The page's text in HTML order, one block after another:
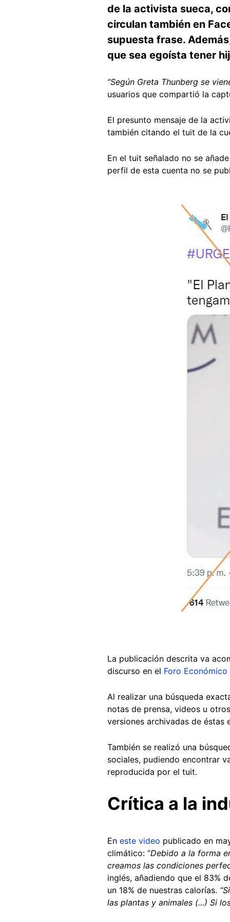
de la activista sueca,
circulan también en
supuesta frase.
que sea egoísta tener
“Según Greta Thunberg se
usuarios que compartió la
El presunto mensaje de la
también citando el tuit de la
En el tuit señalado no se
perfil de esta cuenta no se
La publicación descrita va
discurso en el Foro Económico
Al realizar una búsqueda
notas de prensa, videos u
versiones archivadas de éstas
También se realizó una
sociales, pudiendo encontrar
reproducida por el tuit.
Crítica a la
En este video publicado en
climático: “Debido a la forma
creamos las condiciones
inglés, añadiendo que el 83%
un 18% de nuestras calorías.
las plantas y animales (...) Si